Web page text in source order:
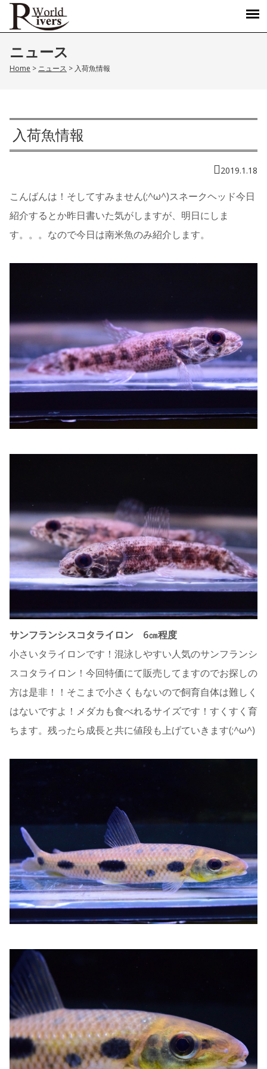
ニュース
Home > ニュース > 入荷魚情報
入荷魚情報
2019.1.18
こんばんは！そしてすみません(;^ω^)スネークヘッド今日
紹介するとか昨日書いた気がしますが、明日にしま
す。。。なので今日は南米魚のみ紹介します。
サンフランシスコタライロン 6㎝程度
小さいタライロンです！混泳しやすい人気のサンフランシ
スコタライロン！今回特価にて販売してますのでお探しの
方は是非！！そこまで小さくもないので飼育自体は難しく
はないですよ！メダカも食べれるサイズです！すくすく育
ちます。残ったら成長と共に値段も上げていきます(;^ω^)